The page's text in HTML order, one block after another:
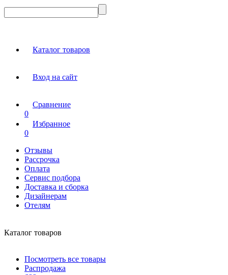
Каталог товаров
Вход на сайт
Сравнение
0
Избранное
0
Отзывы
Рассрочка
Оплата
Сервис подбора
Доставка и сборка
Дизайнерам
Отелям
Каталог товаров
Посмотреть все товары
Распродажа